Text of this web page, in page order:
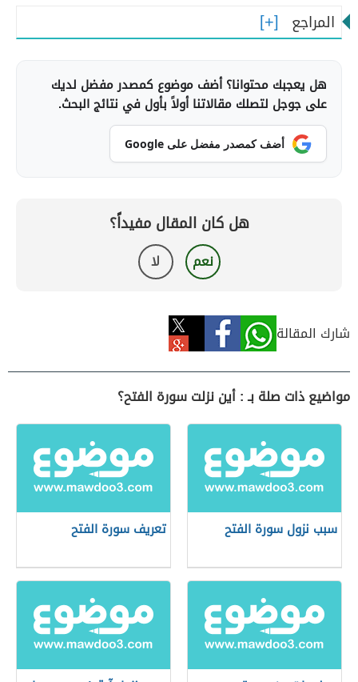
المراجع
هل يعجبك محتوانا؟ أضف موضوع كمصدر مفضل لديك
على جوجل لتصلك مقالاتنا أولاً بأول في نتائج البحث.
أضف كمصدر مفضل على Google
هل كان المقال مفيداً؟
نعم لا
شارك المقالة
مواضيع ذات صلة بـ : أين نزلت سورة الفتح؟
سبب نزول سورة الفتح تعريف سورة الفتح